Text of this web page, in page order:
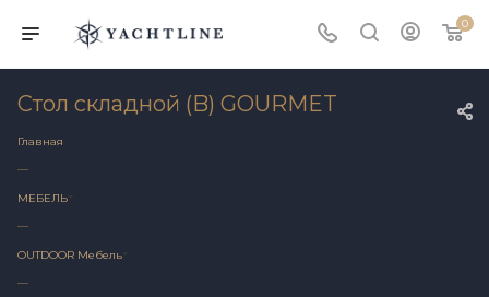
0
Стол складной (B) GOURMET
Главная
—
МЕБЕЛЬ
—
OUTDOOR Мебель
—